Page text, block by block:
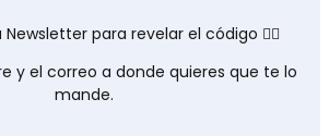
para revelar el código 👇🏽
y el correo a donde quieres que te lo
mande.